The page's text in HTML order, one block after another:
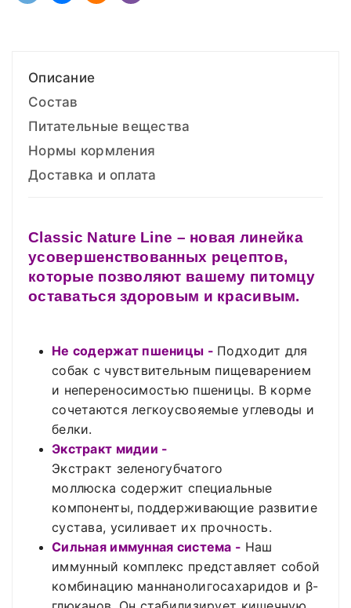
Описание
Состав
Питательные вещества
Нормы кормления
Доставка и оплата
Classic Nature Line – новая линейка
усовершенствованных рецептов,
которые позволяют вашему питомцу
оставаться здоровым и красивым.
Не содержат пшеницы - Подходит для
собак с чувствительным пищеварением
и непереносимостью пшеницы. В корме
сочетаются легкоусвояемые углеводы и
белки.
Экстракт мидии -
Экстракт зеленогубчатого
моллюска содержит специальные
компоненты, поддерживающие развитие
сустава, усиливает их прочность.
Сильная иммунная система - Наш
иммунный комплекс представляет собой
комбинацию маннанолигосахаридов и β-